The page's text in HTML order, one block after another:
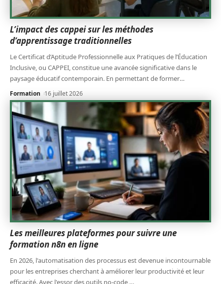
L’impact des cappei sur les méthodes
d’apprentissage traditionnelles
Le Certificat d’Aptitude Professionnelle aux Pratiques de l’Éducation
Inclusive, ou CAPPEI, constitue une avancée significative dans le
paysage éducatif contemporain. En permettant de former…
Formation 16 juillet 2026
Les meilleures plateformes pour suivre une
formation n8n en ligne
En 2026, l'automatisation des processus est devenue incontournable
pour les entreprises cherchant à améliorer leur productivité et leur
efficacité. Avec l'essor des outils no-code,…